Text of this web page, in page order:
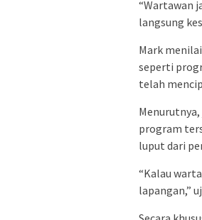
“Wartawan
langsung
Mark
seperti
telah
program
luput dari
“Kalau
lapangan,”